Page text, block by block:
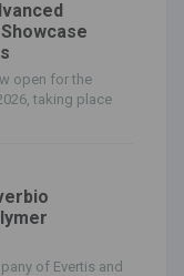
open for the
taking place
of Evertis and